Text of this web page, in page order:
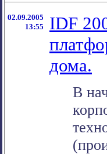
02.09.2005
13:55
IDF
дома.
В